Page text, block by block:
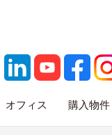
オフィス 購入物件